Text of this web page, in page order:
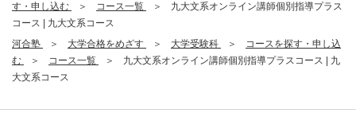
す・申し込む
コース一覧
九大文系オンライン講師個別指導プラス
コース | 九大文系コース
河合塾
大学合格をめざす 大学受験科
コースを探す・申し込
む
コース一覧
九大文系オンライン講師個別指導プラスコース | 九
大文系コース